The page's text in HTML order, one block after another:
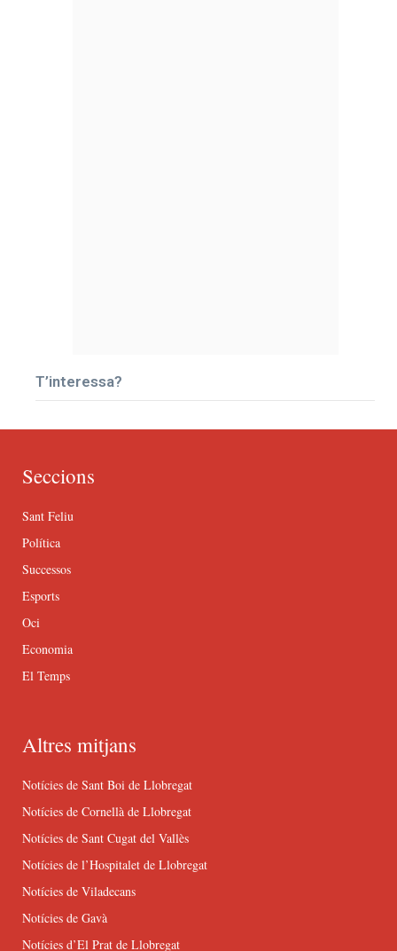
T’interessa?
Seccions
Sant Feliu
Política
Successos
Esports
Oci
Economia
El Temps
Altres mitjans
Notícies de Sant Boi de Llobregat
Notícies de Cornellà de Llobregat
Notícies de Sant Cugat del Vallès
Notícies de l’Hospitalet de Llobregat
Notícies de Viladecans
Notícies de Gavà
Notícies d’El Prat de Llobregat